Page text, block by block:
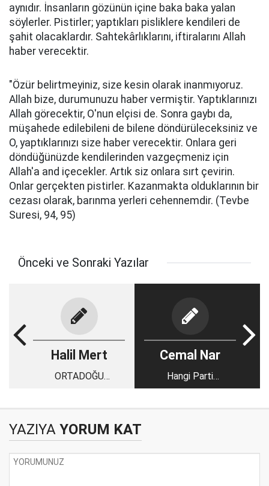
aynıdır. İnsanların gözünün içine baka baka yalan
söylerler. Pistirler; yaptıkları pisliklere kendileri de
şahit olacaklardır. Sahtekârlıklarını, iftiralarını Allah
haber verecektir.
"Özür belirtmeyiniz, size kesin olarak inanmıyoruz.
Allah bize, durumunuzu haber vermiştir. Yaptıklarınızı
Allah görecektir, O'nun elçisi de. Sonra gaybı da,
müşahede edilebileni de bilene döndürüleceksiniz ve
O, yaptıklarınızı size haber verecektir. Onlara geri
döndüğünüzde kendilerinden vazgeçmeniz için
Allah'a and içecekler. Artık siz onlara sırt çevirin.
Onlar gerçekten pistirler. Kazanmakta olduklarının bir
cezası olarak, barınma yerleri cehennemdir. (Tevbe
Suresi, 94, 95)
Önceki ve Sonraki Yazılar
Halil Mert
ORTADOĞU
Cemal Nar
Hangi Parti
Batılılaşmaya Karşı?
YAZIYA YORUM KAT